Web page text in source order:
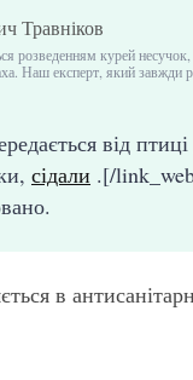
Травніков
розведенням курей несучок,
Наш експерт, який завжди
від
сідали .[/
в